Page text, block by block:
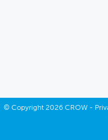
© Copyright2026 CROW -